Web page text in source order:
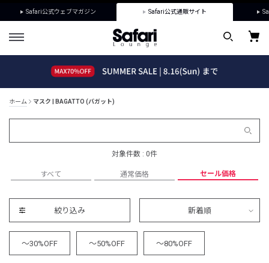
Safari公式ウェブマガジン Safari公式通販サイト
ホーム マスク | BAGATTO (バガット)
対象件数 : 0件
すべて 通常価格 セール価格
絞り込み 新着順
～30%OFF ～50%OFF ～80%OFF